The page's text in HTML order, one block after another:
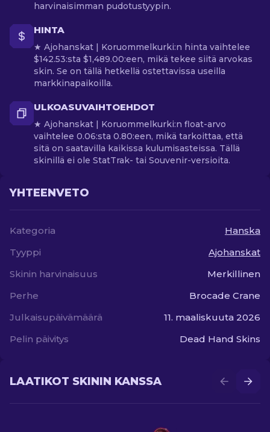
harvinaisimman pudotustyypin.
HINTA
★ Ajohanskat | Koruommelkurki:n hinta vaihtelee
$142.53:sta $1,489.00:een, mikä tekee siitä arvokas
skin. Se on tällä hetkellä ostettavissa useilla
markkinapaikoilla.
ULKOASUVAIHTOEHDOT
★ Ajohanskat | Koruommelkurki:n float-arvo
vaihtelee 0.06:sta 0.80:een, mikä tarkoittaa, että
sitä on saatavilla kaikissa kulumisasteissa. Tällä
skinillä ei ole StatTrak- tai Souvenir-versioita.
YHTEENVETO
Kategoria
Hanska
Tyyppi
Ajohanskat
Skinin harvinaisuus
Merkillinen
Perhe
Brocade Crane
Julkaisupäivämäärä
11. maaliskuuta 2026
Pelin päivitys
Dead Hand Skins
LAATIKOT SKININ KANSSA